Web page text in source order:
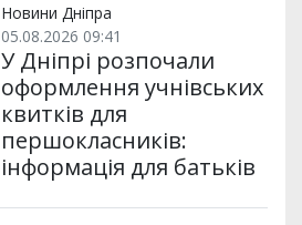
Новини Дніпра
05.08.2026 09:41
У Дніпрі розпочали
оформлення учнівських
квитків для
першокласників:
інформація для батьків